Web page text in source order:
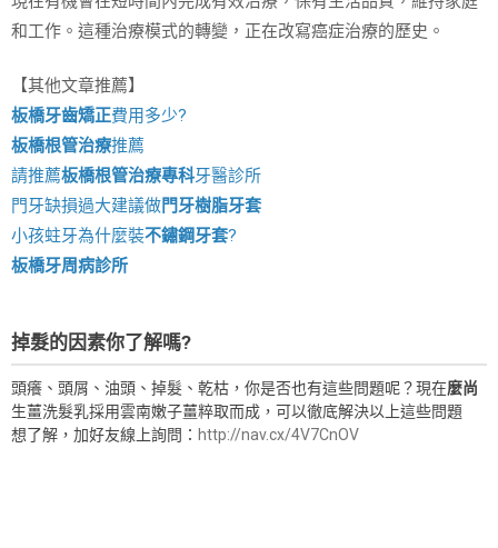
和工作。這種治療模式的轉變，正在改寫癌症治療的歷史。
【其他文章推薦】
板橋牙齒矯正費用多少?
板橋根管治療推薦
請推薦板橋根管治療專科牙醫診所
門牙缺損過大建議做門牙樹脂牙套
小孩蛀牙為什麼裝不鏽鋼牙套?
板橋牙周病診所
掉髮的因素你了解嗎?
頭癢、頭屑、油頭、掉髮、乾枯，你是否也有這些問題呢？現在麼尚
生薑洗髮乳採用雲南嫩子薑粹取而成，可以徹底解決以上這些問題
想了解，加好友線上詢問： http://nav.cx/4V7CnOV